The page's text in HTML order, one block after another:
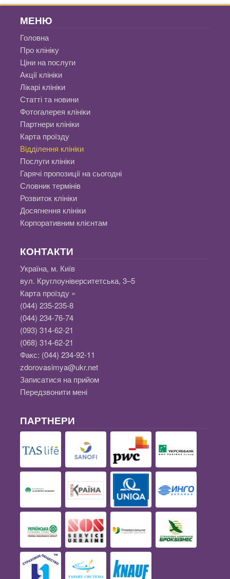
МЕНЮ
Головна
Про клініку
Ціни на послуги
Акції клініки
Лікарі клініки
Статті та новини
Фотогалерея клініки
Партнери клініки
Карта проїзду
Відділення клініки
Послуги клініки
Гарячі пропозиції на сьогодні
Словник термінів
Розвиток клініки
Досягнення клініки
Корпоративним клієнтам
КОНТАКТИ
Україна, м. Київ
вул. Круглоуніверситетська, 3–5
Карта проїзду »
(044) 235-235-8
(044) 234-76-74
(093) 314-62-21
(068) 314-62-21
Факс: (044) 234-92-11
zdorovasimya@ukr.net
Записатися на прийом
Передзвонити мені
ПАРТНЕРИ